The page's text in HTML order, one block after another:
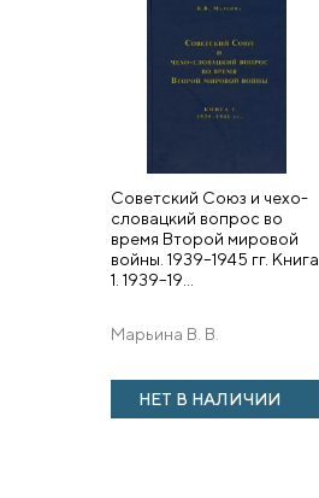
Советский Союз и чехо-
словацкий вопрос во
время Второй мировой
войны. 1939–1945 гг. Книга
1. 1939–19...
Марьина В. В.
НЕТ В НАЛИЧИИ